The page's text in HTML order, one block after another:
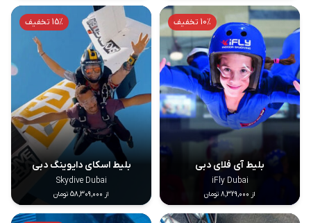
10% تخفیف
بلیط آی فلای دبی
iFly Dubai
از 8,329,000 تومان
15% تخفیف
بلیط اسکای دایوینگ دبی
Skydive Dubai
از 58,309,000 تومان